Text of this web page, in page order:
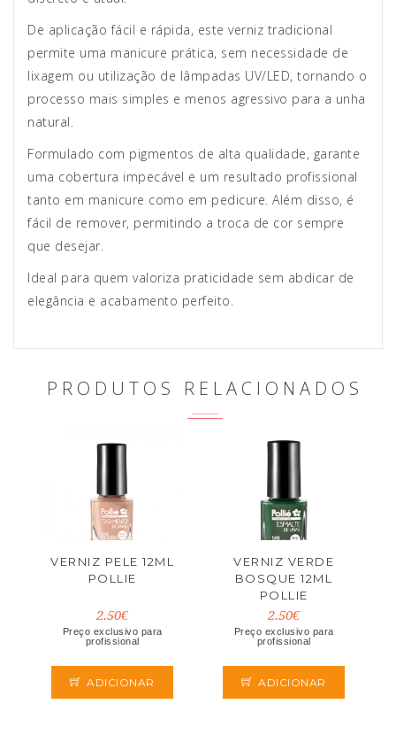
De aplicação fácil e rápida, este verniz tradicional
permite uma manicure prática, sem necessidade de
lixagem ou utilização de lâmpadas UV/LED, tornando o
processo mais simples e menos agressivo para a unha
natural.
Formulado com pigmentos de alta qualidade, garante
uma cobertura impecável e um resultado profissional
tanto em manicure como em pedicure. Além disso, é
fácil de remover, permitindo a troca de cor sempre
que desejar.
Ideal para quem valoriza praticidade sem abdicar de
elegância e acabamento perfeito.
PRODUTOS RELACIONADOS
VERNIZ PELE 12ML
POLLIE
2.50€
Preço exclusivo para
profissional
ADICIONAR
VERNIZ VERDE
BOSQUE 12ML
POLLIE
2.50€
Preço exclusivo para
profissional
ADICIONAR